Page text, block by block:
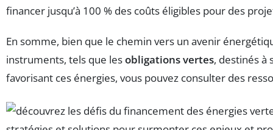
financer jusqu’à 100 % des coûts éligibles pour des
En somme, bien que le chemin vers un avenir
instruments, tels que lesobligations vertes, destinés à
favorisant ces énergies, vous pouvez consulter des